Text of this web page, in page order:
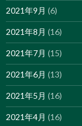
2021年9月 (6)
2021年8月 (16)
2021年7月 (15)
2021年6月 (13)
2021年5月 (16)
2021年4月 (16)